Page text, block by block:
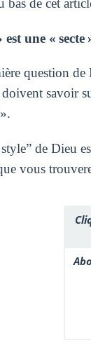
bas de cet
est une « secte
question
savoir
de Dieu
vous